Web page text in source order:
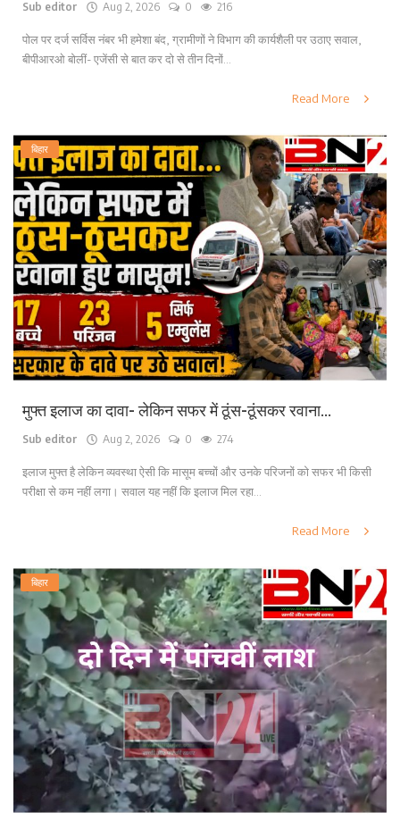
Sub editor Aug 2, 2026 0 216
पोल पर दर्ज सर्विस नंबर भी हमेशा बंद, ग्रामीणों ने विभाग की कार्यशैली पर उठाए सवाल,
बीपीआरओ बोलीं- एजेंसी से बात कर दो से तीन दिनों...
Read More
बिहार
मुफ्त इलाज का दावा- लेकिन सफर में ठूंस-ठूंसकर रवाना...
Sub editor Aug 2, 2026 0 274
इलाज मुफ्त है लेकिन व्यवस्था ऐसी कि मासूम बच्चों और उनके परिजनों को सफर भी किसी
परीक्षा से कम नहीं लगा। सवाल यह नहीं कि इलाज मिल रहा...
Read More
बिहार